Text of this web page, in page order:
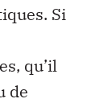
Si
qu’il
de